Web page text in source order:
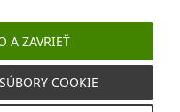
A ZAVRIEŤ
COOKIE